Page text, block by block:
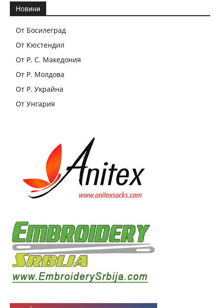
Новини
От Босилеград
От Кюстендил
От Р. С. Македония
От Р. Молдова
От Р. Украйна
От Унгария